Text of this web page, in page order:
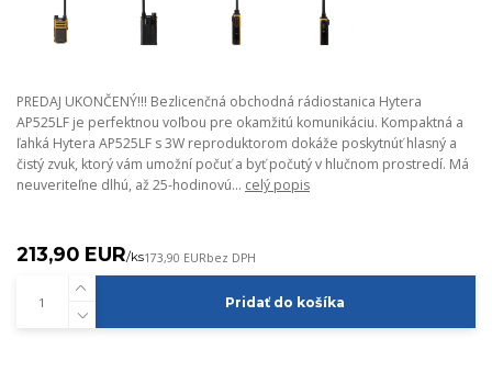
PREDAJ UKONČENÝ!!! Bezlicenčná obchodná rádiostanica Hytera
AP525LF je perfektnou voľbou pre okamžitú komunikáciu. Kompaktná a
ľahká Hytera AP525LF s 3W reproduktorom dokáže poskytnúť hlasný a
čistý zvuk, ktorý vám umožní počuť a ​​byť počutý v hlučnom prostredí. Má
neuveriteľne dlhú, až 25-hodinovú... celý popis
213,90 EUR/ks173,90 EURbez DPH
Pridať do košíka